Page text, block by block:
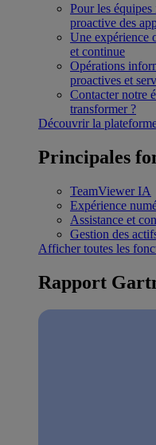
Pour les
proactive des
Une expérience
et continue
Opérations
proactives et
Contacter notre
transformer ?
Découvrir la
Principales
TeamViewer IA
Expérience
Assistance et
Gestion des
Afficher toutes les
Rapport